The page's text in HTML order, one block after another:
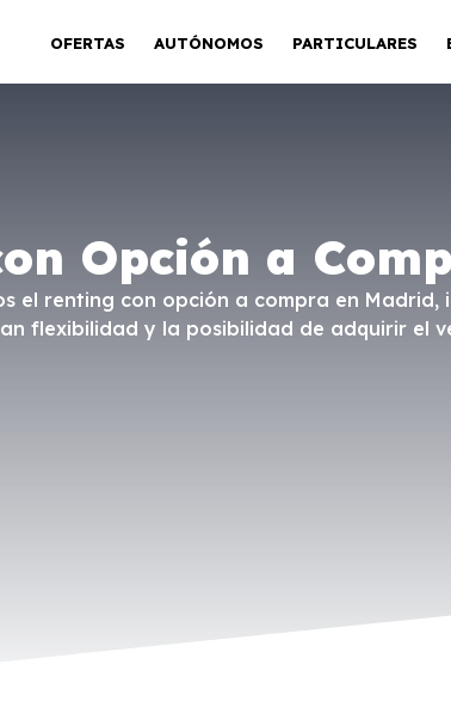
OFERTAS AUTÓNOMOS PARTICULARES
Opción a
el renting con opción a compra en
flexibilidad y la posibilidad de adquirir el